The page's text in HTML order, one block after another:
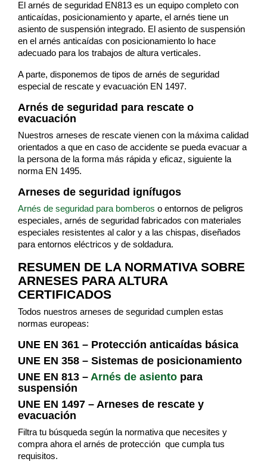
El arnés de seguridad EN813 es un equipo completo con
anticaídas, posicionamiento y aparte, el arnés tiene un
asiento de suspensión integrado. El asiento de suspensión
en el arnés anticaídas con posicionamiento lo hace
adecuado para los trabajos de altura verticales.
A parte, disponemos de tipos de arnés de seguridad
especial de rescate y evacuación EN 1497.
Arnés de seguridad para rescate o
evacuación
Nuestros arneses de rescate vienen con la máxima calidad
orientados a que en caso de accidente se pueda evacuar a
la persona de la forma más rápida y eficaz, siguiente la
norma EN 1495.
Arneses de seguridad ignífugos
Arnés de seguridad para bomberos o entornos de peligros
especiales, arnés de seguridad fabricados con materiales
especiales resistentes al calor y a las chispas, diseñados
para entornos eléctricos y de soldadura.
RESUMEN DE LA NORMATIVA SOBRE
ARNESES PARA ALTURA
CERTIFICADOS
Todos nuestros arneses de seguridad cumplen estas
normas europeas:
UNE EN 361 – Protección anticaídas básica
UNE EN 358 – Sistemas de posicionamiento
UNE EN 813 – Arnés de asiento para
suspensión
UNE EN 1497 – Arneses de rescate y
evacuación
Filtra tu búsqueda según la normativa que necesites y
compra ahora el arnés de protección que cumpla tus
requisitos.